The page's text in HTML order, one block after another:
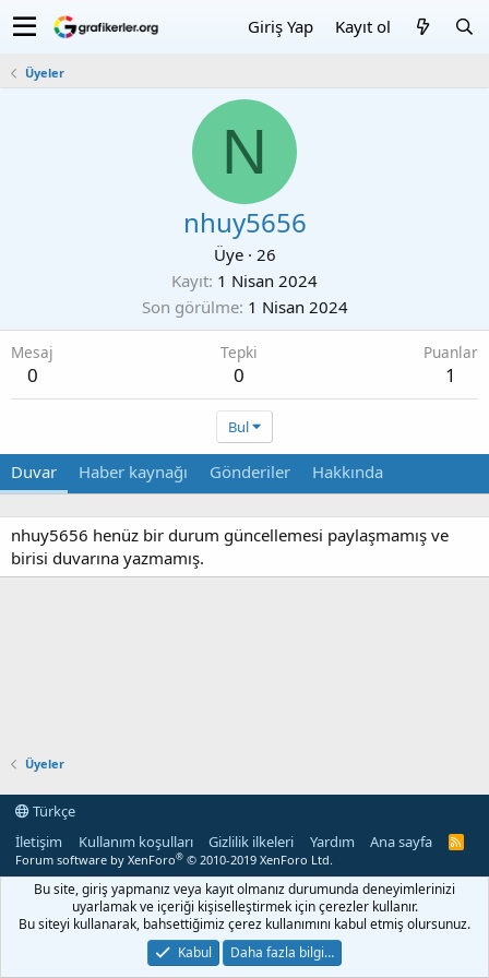
Giriş Yap Kayıt ol
Üyeler
N
nhuy5656
Üye · 26
Kayıt 1 Nisan 2024
Son görülme 1 Nisan 2024
Mesaj
0
Tepki
0
Puanlar
1
Bul
Duvar Haber kaynağı Gönderiler Hakkında
nhuy5656 henüz bir durum güncellemesi paylaşmamış ve
birisi duvarına yazmamış.
Üyeler
Türkçe
İletişim
Kullanım koşulları Gizlilik ilkeleri Yardım Ana sayfa
R
Forum software by XenForo® © 2010-2019 XenForo Ltd.
Bu site, giriş yapmanız veya kayıt olmanız durumunda deneyimlerinizi
uyarlamak ve içeriği kişiselleştirmek için çerezler kullanır.
Bu siteyi kullanarak, bahsettiğimiz çerez kullanımını kabul etmiş olursunuz.
Kabul
Daha fazla bilgi…